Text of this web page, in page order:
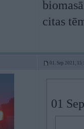
citas
01. Sep 2021,
01